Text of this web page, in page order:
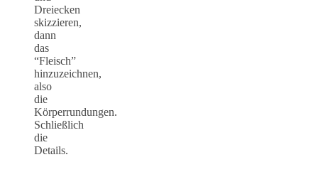
Dreiecken
skizzieren,
dann
das
“Fleisch”
hinzuzeichnen,
also
die
Körperrundungen.
Schließlich
die
Details.